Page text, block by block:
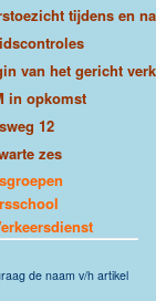
tijdens en
van het gericht
in opkomst
12
zes
de naam v/h artikel